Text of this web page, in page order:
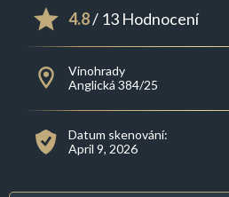
4.8/ 13 Hodnocení
Vinohrady
Anglická 384/25
Datum skenování:
April 9, 2026